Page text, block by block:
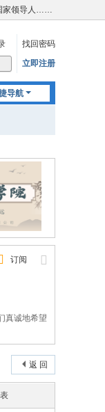
家领导人……
找回密码
立即注册
导航
订阅
真诚地希望
返 回